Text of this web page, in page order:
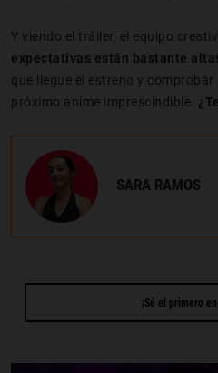
Y viendo el tráiler, el equipo
expectativas están bastante
que llegue el estreno y
próximo anime imprescindible.
SARA RAMOS
¡Sé el primero